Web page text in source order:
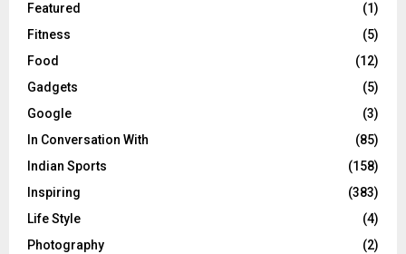
Featured
(1)
Fitness
(5)
Food
(12)
Gadgets
(5)
Google
(3)
In Conversation With
(85)
Indian Sports
(158)
Inspiring
(383)
Life Style
(4)
Photography
(2)